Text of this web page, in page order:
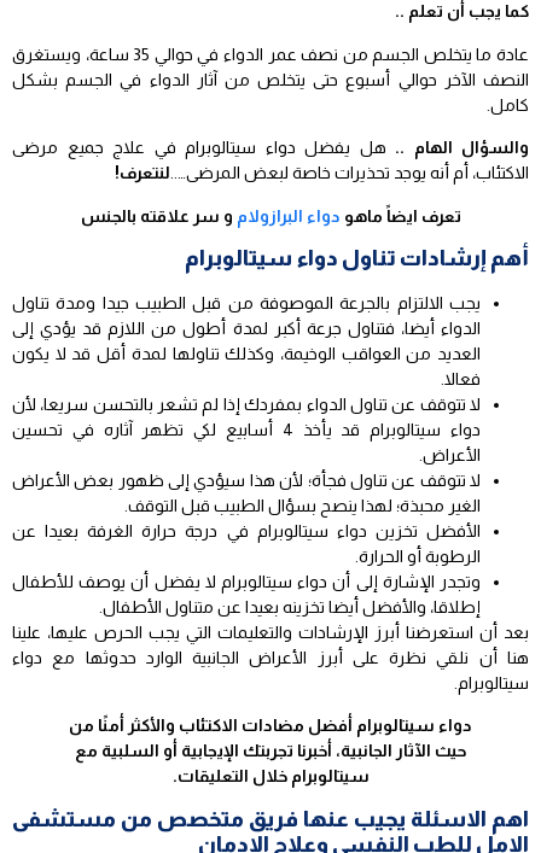
كما يجب أن تعلم ..
عادة ما يتخلص الجسم من نصف عمر الدواء في حوالي 35 ساعة، ويستغرق
النصف الآخر حوالي أسبوع حتى يتخلص من آثار الدواء في الجسم بشكل
كامل.
والسؤال الهام .. هل يفضل دواء سيتالوبرام في علاج جميع مرضى
الاكتئاب، أم أنه يوجد تحذيرات خاصة لبعض المرضى….. لنتعرف!
تعرف ايضاً ماهو دواء البرازولام و سر علاقته بالجنس
أهم إرشادات تناول دواء سيتالوبرام
يجب الالتزام بالجرعة الموصوفة من قبل الطبيب جيدا ومدة تناول
الدواء أيضا، فتناول جرعة أكبر لمدة أطول من اللازم قد يؤدي إلى
العديد من العواقب الوخيمة، وكذلك تناولها لمدة أقل قد لا يكون
فعالا.
لا تتوقف عن تناول الدواء بمفردك إذا لم تشعر بالتحسن سريعا، لأن
دواء سيتالوبرام قد يأخذ 4 أسابيع لكي تظهر آثاره في تحسين
الأعراض.
لا تتوقف عن تناول فجأة؛ لأن هذا سيؤدي إلى ظهور بعض الأعراض
الغير محبذة؛ لهذا ينصح بسؤال الطبيب قبل التوقف.
الأفضل تخزين دواء سيتالوبرام في درجة حرارة الغرفة بعيدا عن
الرطوبة أو الحرارة.
وتجدر الإشارة إلى أن دواء سيتالوبرام لا يفضل أن يوصف للأطفال
إطلاقا، والأفضل أيضا تخزينه بعيدا عن متناول الأطفال.
بعد أن استعرضنا أبرز الإرشادات والتعليمات التي يجب الحرص عليها، علينا
هنا أن نلقي نظرة على أبرز الأعراض الجانبية الوارد حدوثها مع دواء
سيتالوبرام.
دواء سيتالوبرام أفضل مضادات الاكتئاب والأكثر أمنًا من
حيث الآثار الجانبية، أخبرنا تجربتك الإيجابية أو السلبية مع
سيتالوبرام خلال التعليقات.
اهم الاسئلة يجيب عنها فريق متخصص من مستشفى
الامل للطب النفسى وعلاج الادمان